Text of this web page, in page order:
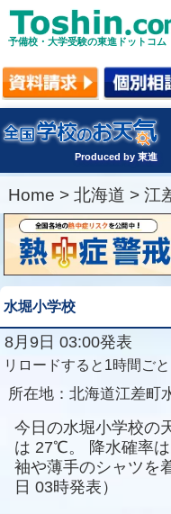
予備校・大学受験の東進ドットコム
Produced by 東進
Home > 北海道 > 江
水堀小学校
8月9日 03:00発表
リロードすると1時間ご
所在地： 北海道江差町
今日の水堀小学校の
は 27℃。 降水確率は
袖や薄手のシャツを
日 03時発表）